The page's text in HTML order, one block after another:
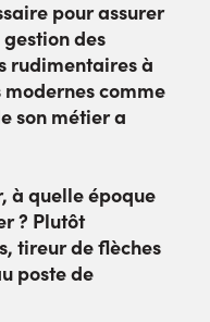
pour assurer
des
rudimentaires à
comme
son métier a
à quelle époque
? Plutôt
tireur de flèches
poste de